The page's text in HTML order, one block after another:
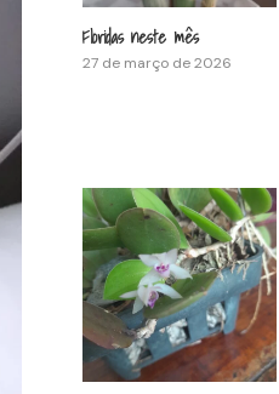
Floridas neste mês
27 de março de 2026